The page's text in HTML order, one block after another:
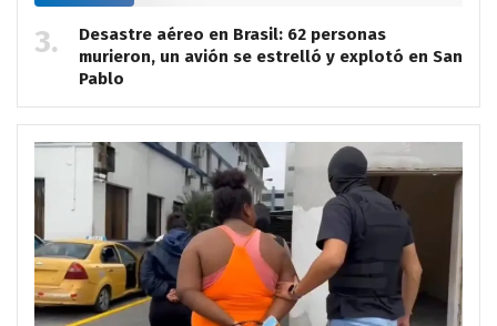
Desastre aéreo en Brasil: 62 personas
murieron, un avión se estrelló y explotó en San
Pablo